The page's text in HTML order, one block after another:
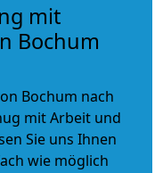
mit
Bochum
Bochum nach
mit Arbeit und
Sie uns Ihnen
wie möglich